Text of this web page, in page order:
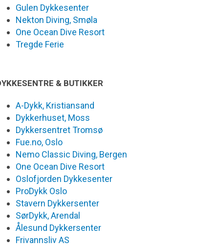
Gulen Dykkesenter
Nekton Diving, Smøla
One Ocean Dive Resort
Tregde Ferie
& BUTIKKER
A-Dykk, Kristiansand
Dykkerhuset, Moss
Dykkersentret Tromsø
Fue.no, Oslo
Nemo Classic Diving, Bergen
One Ocean Dive Resort
Oslofjorden Dykkesenter
ProDykk Oslo
Stavern Dykkersenter
SørDykk, Arendal
Ålesund Dykkersenter
Frivannsliv AS